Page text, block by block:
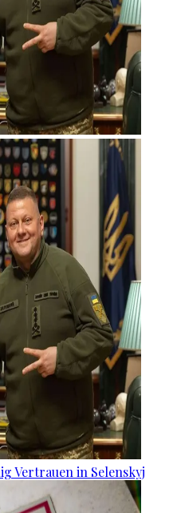
Vertrauen in Selenskyj